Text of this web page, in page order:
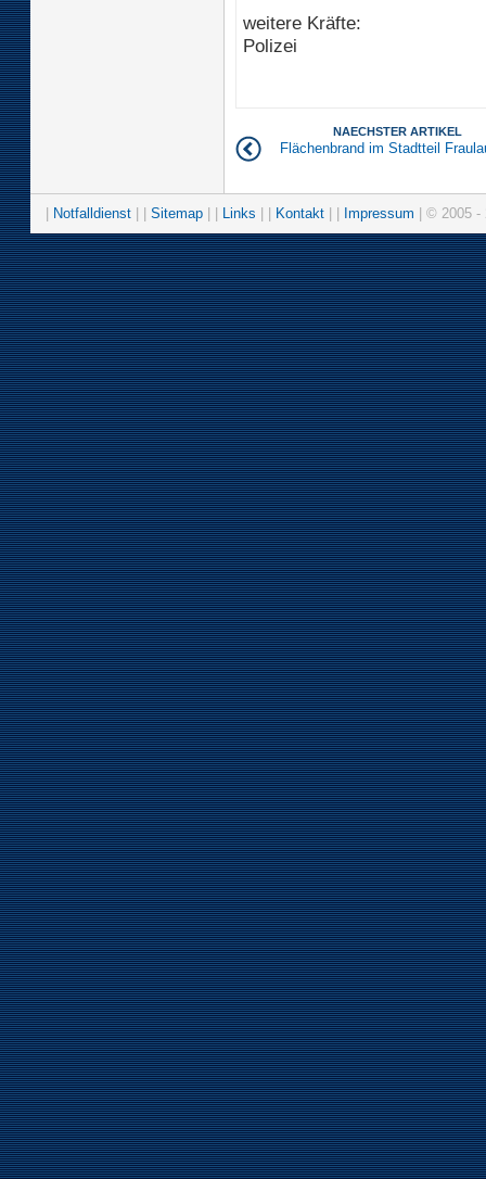
weitere Kräfte:
Polizei
NAECHSTER ARTIKEL
Flächenbrand im Stadtteil
Notfalldienst Sitemap Links Kontakt Impressum | © 2005 -